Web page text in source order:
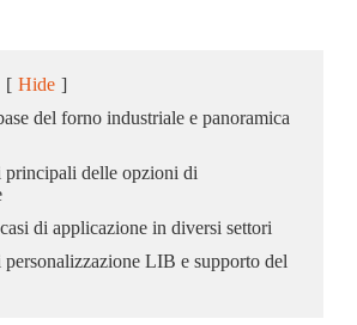
[ Hide ]
del forno industriale e panoramica
delle opzioni di
di applicazione in diversi settori
personalizzazione LIB e supporto del